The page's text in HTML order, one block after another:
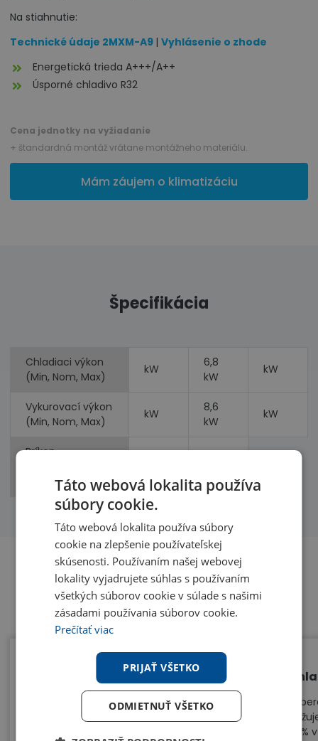
Na stiahnutie:
Technické údaje 2MXM-A9 | Vyhlásenie o zhode
Energetická trieda A+++/A++
Úsporné chladivo R32
Cena jednotky na vyžiadanie
+ štandardná montáž vrátane montážneho materiálu.
Mám záujem o klimatizáciu
Špecifikácia
Chladiaci výkon
(Min, Nom, Max)
kW
6,8
kW
kW
Vykurovací výkon
(Min, Nom, Max)
kW
8,6
kW
kW
Príkon
vykurovanie)
Benefity
Jedna vonkajšia jednotka - 2
vnútorné jednotky
Multisplit Daikin 2MXM68 umožňuje na
Táto webová lokalita používa
súbory cookie.
Táto webová lokalita používa súbory
cookie na zlepšenie používateľskej
skúsenosti. Používaním našej webovej
lokality vyjadrujete súhlas s používaním
všetkých súborov cookie v súlade s našimi
zásadami používania súborov cookie.
Prečítať viac
PRIJAŤ VŠETKO
ODMIETNUŤ VŠETKO